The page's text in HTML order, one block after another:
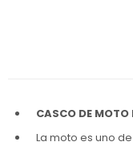
CASCO DE MOTO
La moto es uno